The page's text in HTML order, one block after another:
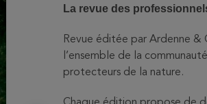
La revue des
Revue éditée par Ardenne &
l’ensemble de la
protecteurs de la nature.